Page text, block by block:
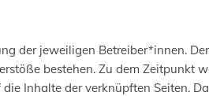
der jeweiligen Betreiber*innen.
bestehen. Zu dem Zeitpunkt
Inhalte der verknüpften Seiten.